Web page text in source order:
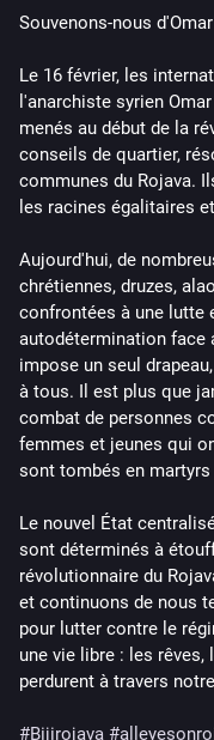
Souvenons-nous
Le 16 février, les
l'anarchiste syrien
menés au début de la
conseils de quartier,
communes du Rojava.
les racines égalitaires
Aujourd'hui, de
chrétiennes, druzes,
confrontées à une lutte
autodétermination face
impose un seul
à tous. Il est plus que
combat de personnes
femmes et jeunes qui
sont tombés en martyrs
Le nouvel État
sont déterminés à
révolutionnaire du
et continuons de nous
pour lutter contre le
une vie libre : les
perdurent à travers
#Bijirojava #